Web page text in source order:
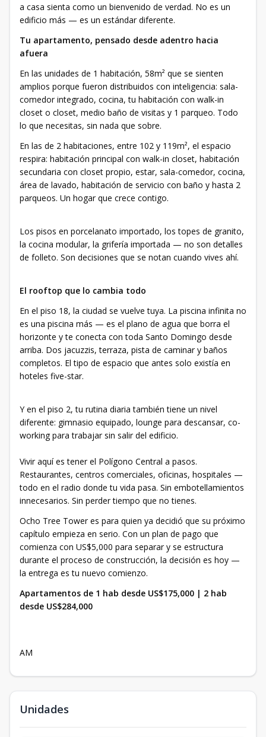
a casa sienta como un bienvenido de verdad. No es un
edificio más — es un estándar diferente.
Tu apartamento, pensado desde adentro hacia
afuera
En las unidades de 1 habitación, 58m² que se sienten
amplios porque fueron distribuidos con inteligencia: sala-
comedor integrado, cocina, tu habitación con walk-in
closet o closet, medio baño de visitas y 1 parqueo. Todo
lo que necesitas, sin nada que sobre.
En las de 2 habitaciones, entre 102 y 119m², el espacio
respira: habitación principal con walk-in closet, habitación
secundaria con closet propio, estar, sala-comedor, cocina,
área de lavado, habitación de servicio con baño y hasta 2
parqueos. Un hogar que crece contigo.
Los pisos en porcelanato importado, los topes de granito,
la cocina modular, la grifería importada — no son detalles
de folleto. Son decisiones que se notan cuando vives ahí.
El rooftop que lo cambia todo
En el piso 18, la ciudad se vuelve tuya. La piscina infinita no
es una piscina más — es el plano de agua que borra el
horizonte y te conecta con toda Santo Domingo desde
arriba. Dos jacuzzis, terraza, pista de caminar y baños
completos. El tipo de espacio que antes solo existía en
hoteles five-star.
Y en el piso 2, tu rutina diaria también tiene un nivel
diferente: gimnasio equipado, lounge para descansar, co-
working para trabajar sin salir del edificio.
Vivir aquí es tener el Polígono Central a pasos.
Restaurantes, centros comerciales, oficinas, hospitales —
todo en el radio donde tu vida pasa. Sin embotellamientos
innecesarios. Sin perder tiempo que no tienes.
Ocho Tree Tower es para quien ya decidió que su próximo
capítulo empieza en serio. Con un plan de pago que
comienza con US$5,000 para separar y se estructura
durante el proceso de construcción, la decisión es hoy —
la entrega es tu nuevo comienzo.
Apartamentos de 1 hab desde US$175,000 | 2 hab
desde US$284,000
AM
Unidades